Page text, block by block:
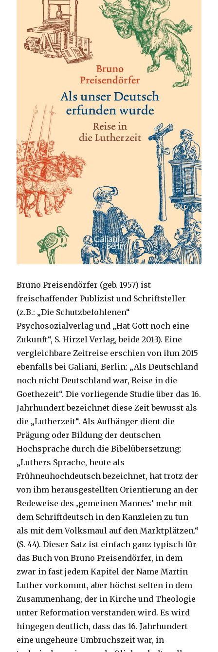
Bruno Preisendörfer (geb. 1957) ist
freischaffender Publizist und Schriftsteller
(z.B.: „Die Schutzbefohlenen“
Psychosozialverlag und „Hat Gott noch eine
Zukunft“, S. Hirzel Verlag, beide 2013). Eine
vergleichbare Zeitreise erschien von ihm 2015
ebenfalls bei Galiani, Berlin: „Als Deutschland
noch nicht Deutschland war, Reise in die
Goethezeit“. Die vorliegende Studie über das 16.
Jahrhundert bezeichnet diese Zeit bewusst als
die „Lutherzeit“. Als Aufhänger dient die
Prägung oder Bildung der deutschen
Hochsprache durch die Bibelübersetzung:
„Luthers Sprache, heute als
Frühneuhochdeutsch bezeichnet, hat trotz der
von ihm herausgestellten Orientierung an der
Redeweise des ‚gemeinen Mannes’ mehr mit
dem Schriftdeutsch in den Kanzleien zu tun
als mit dem Volksmaul auf den Marktplätzen.“
(S. 44). Dieser Satz ist einfach ganz typisch für
das Buch von Bruno Preisendörfer, in dem
zwar in fast jedem Kapitel der Name Martin
Luther vorkommt, aber höchst selten in dem
Zusammenhang, der in Kirche und Theologie
unter Reformation verstanden wird. Es wird
hingegen deutlich, dass das 16. Jahrhundert
eine ungeheure Umbruchszeit war, in